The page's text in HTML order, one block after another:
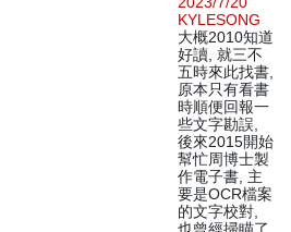
KYLESONG
大概2010知道
好讀, 就三不
五時來此找書,
原本只有看書
時順便回報一
些文字勘誤,
後來2015開始
幫忙周博士製
作電子書, 主
要是OCR檔案
的文字校對,